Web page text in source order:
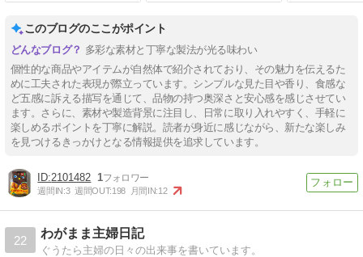
このブログのここがポイント
多彩な素材と丁寧な製法が光る味わい
個性的な商品やアイテムが自然体で紹介されており、その魅力を伝えるた
めに工夫された表現が際立っています。シンプルな見た目や香り、食感な
ど五感に訴える描写を通じて、品物の持つ奥深さと安心感を感じさせてい
ます。さらに、素材や製造背景に注目し、日常に取り入れやすく、手軽に
楽しめるポイントを丁寧に解説。読者が身近に感じながら、新たな楽しみ
を見つけるきっかけとなる情報提供を追求しています。
2101482 1
週間IN:3 週間OUT:198 月間IN:12
22
わがまま主婦日記
ぐうたら主婦の日々の出来事を書いています。